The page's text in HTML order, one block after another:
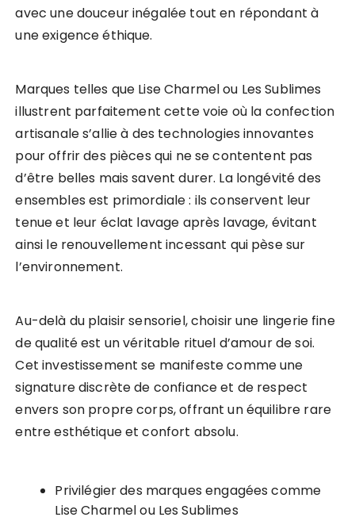
avec une douceur inégalée tout en répondant à
une exigence éthique.
Marques telles que Lise Charmel ou Les Sublimes
illustrent parfaitement cette voie où la confection
artisanale s’allie à des technologies innovantes
pour offrir des pièces qui ne se contentent pas
d’être belles mais savent durer. La longévité des
ensembles est primordiale : ils conservent leur
tenue et leur éclat lavage après lavage, évitant
ainsi le renouvellement incessant qui pèse sur
l’environnement.
Au-delà du plaisir sensoriel, choisir une lingerie fine
de qualité est un véritable rituel d’amour de soi.
Cet investissement se manifeste comme une
signature discrète de confiance et de respect
envers son propre corps, offrant un équilibre rare
entre esthétique et confort absolu.
Privilégier des marques engagées comme
Lise Charmel ou Les Sublimes